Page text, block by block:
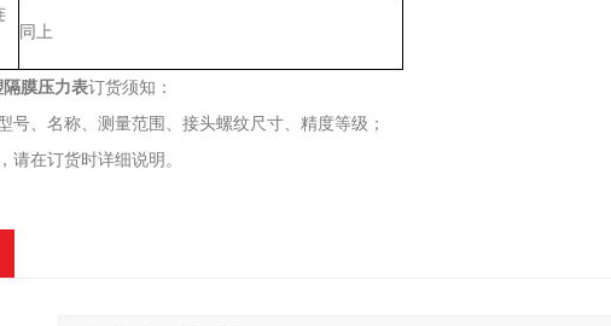
同上
隔膜压力表订货须知：
号、名称、测量范围、接头螺纹尺寸、精度等级；
请在订货时详细说明。